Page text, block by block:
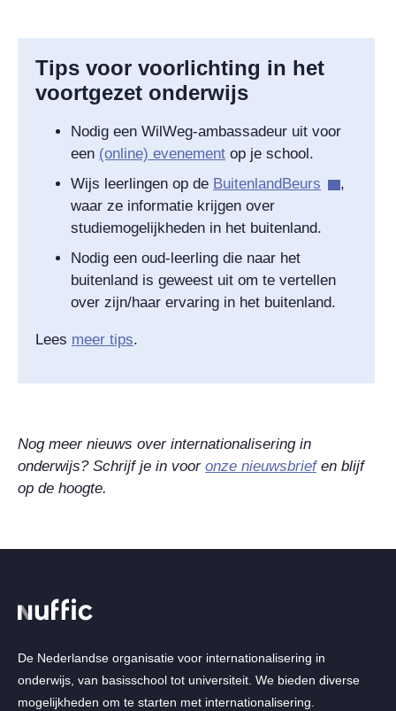
Tips voor voorlichting in het
voortgezet onderwijs
Nodig een WilWeg-ambassadeur uit voor
een (online) evenement op je school.
Wijs leerlingen op de BuitenlandBeurs
,
waar ze informatie krijgen over
studiemogelijkheden in het buitenland.
Nodig een oud-leerling die naar het
buitenland is geweest uit om te vertellen
over zijn/haar ervaring in het buitenland.
Lees meer tips.
Nog meer nieuws over internationalisering in
onderwijs? Schrijf je in voor onze nieuwsbriefen blijf
op de hoogte.
De Nederlandse organisatie voor internationalisering in
onderwijs, van basisschool tot universiteit. We bieden diverse
mogelijkheden om te starten met internationalisering.